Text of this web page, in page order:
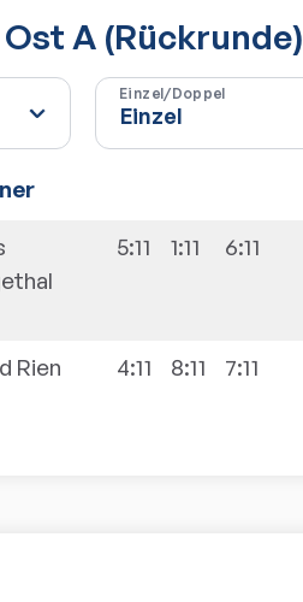
A (Rückrunde)
Einzel/Doppel
5:11 1:11 6:11
Rien 4:11 8:11 7:11